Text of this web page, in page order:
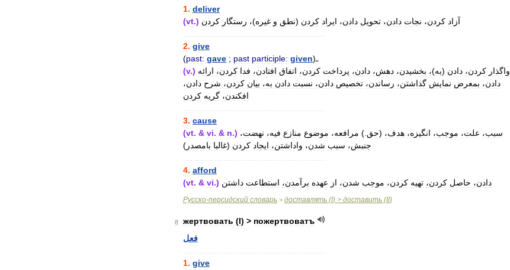
1. deliver
(vt.) آزاد کردن، نجات دادن، تحویل دادن، ایراد کردن (نطق و غیره)، رستگار کردن
2. give
(past: gave ; past participle: given)ـ
(v.) واگذار کردن، دادن (به)، بخشیدن، دهش، دادن، پرداخت کردن، اتفاق افتادن، فدا کردن، ارائه
دادن، بمعرض نمایش گذاشتن، رساندن، تخصیص دادن، نسبت دادن به، بیان کردن، شرح دادن،
افکندن، گریه کردن
3. cause
(vt. & vi. & n.) سبب، علت، موجب، انگیزه، هدف، (حق .) مرافعه، موضوع منازع فیه، نهضت،
جنبش، سبب شدن، واداشتن، ایجاد کردن (غالبا بامصدر )
4. afford
(vt. & vi.) دادن، حاصل کردن، تهیه کردن، موجب شدن، از عهده برآمدن، استطاعت داشتن
Русско-персидский словарь > доставлять (I) > доставить (II)
8 жертвовать (I) > пожертвоватъ
فعل
1. give